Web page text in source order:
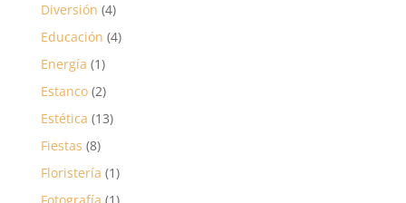
Diversión (4)
Educación (4)
Energía (1)
Estanco(2)
Estética (13)
Fiestas (8)
Floristería (1)